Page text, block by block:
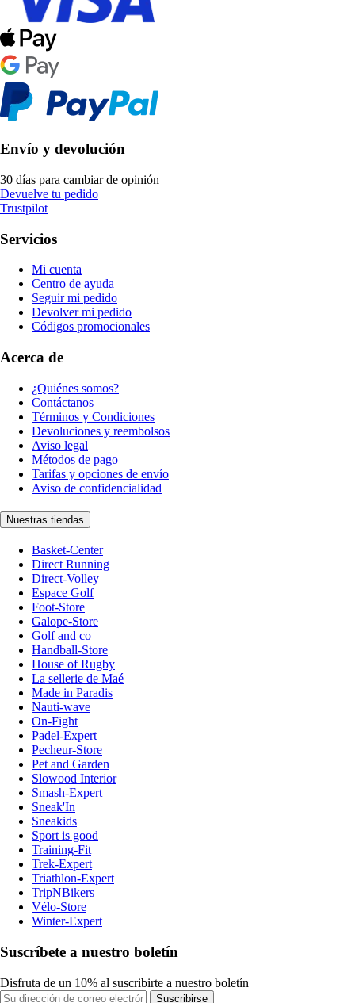
Envío y devolución
30 días para cambiar de opinión
Devuelve tu pedido
Trustpilot
Servicios
Mi cuenta
Centro de ayuda
Seguir mi pedido
Devolver mi pedido
Códigos promocionales
Acerca de
¿Quiénes somos?
Contáctanos
Términos y Condiciones
Devoluciones y reembolsos
Aviso legal
Métodos de pago
Tarifas y opciones de envío
Aviso de confidencialidad
Nuestras tiendas
Basket-Center
Direct Running
Direct-Volley
Espace Golf
Foot-Store
Galope-Store
Golf and co
Handball-Store
House of Rugby
La sellerie de Maé
Made in Paradis
Nauti-wave
On-Fight
Padel-Expert
Pecheur-Store
Pet and Garden
Slowood Interior
Smash-Expert
Sneak'In
Sneakids
Sport is good
Training-Fit
Trek-Expert
Triathlon-Expert
TripNBikers
Vélo-Store
Winter-Expert
Suscríbete a nuestro boletín
Disfruta de un 10% al suscribirte a nuestro boletín
Suscribirse